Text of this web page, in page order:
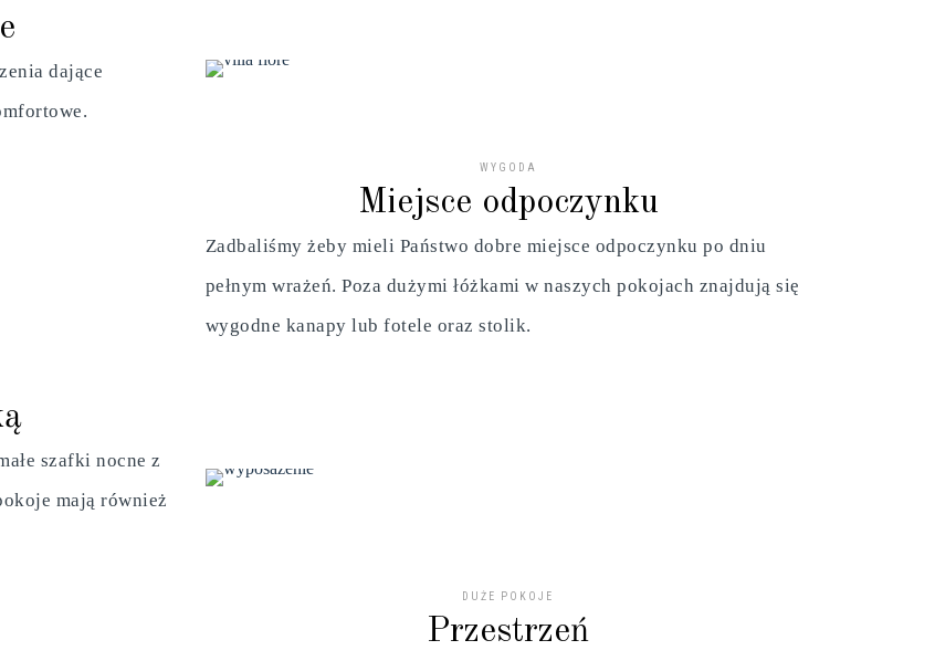
dające
WYGODA
Miejsce odpoczynku
Zadbaliśmy żeby mieli Państwo dobre miejsce odpoczynku po dniu
pełnym wrażeń. Poza dużymi łóżkami w naszych pokojach znajdują się
wygodne kanapy lub fotele oraz stolik.
szafki nocne z
mają również
DUŻE POKOJE
Przestrzeń